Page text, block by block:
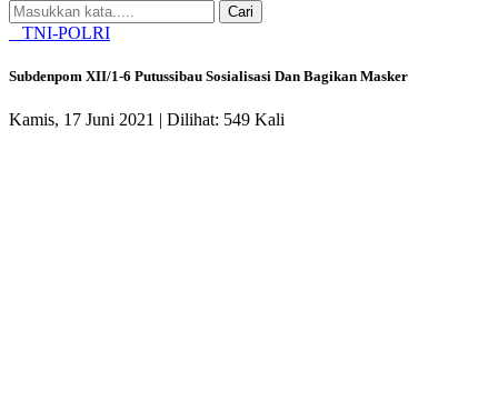
Cari
TNI-POLRI
Subdenpom XII/1-6 Putussibau Sosialisasi Dan Bagikan Masker
Kamis, 17 Juni 2021 | Dilihat: 549 Kali